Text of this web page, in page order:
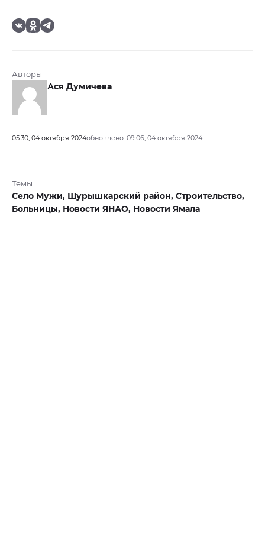
Авторы
Ася Думичева
05:30, 04 октября 2024обновлено: 09:06, 04 октября 2024
Темы
Село Мужи, Шурышкарский район, Строительство,
Больницы, Новости ЯНАО, Новости Ямала